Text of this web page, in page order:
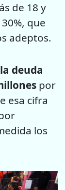
de 18 y
que
adeptos.
la deuda
por
esa cifra
los